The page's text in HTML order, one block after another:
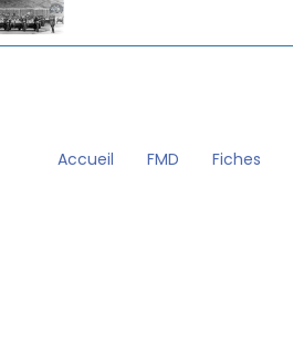
Accueil FMD Fiches